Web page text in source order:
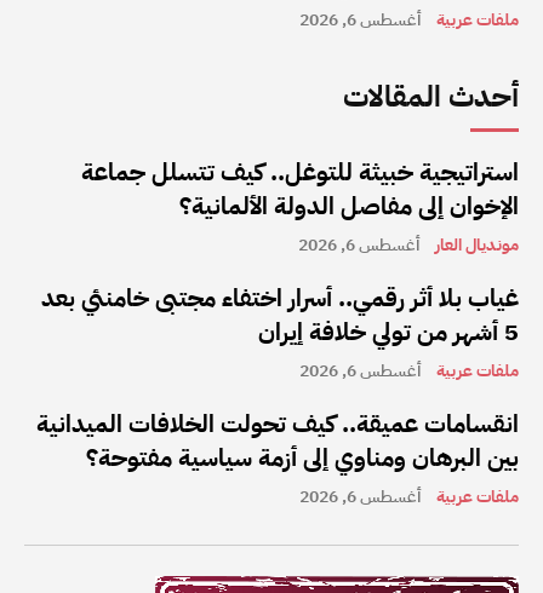
ملفات عربية أغسطس 6, 2026
أحدث المقالات
استراتيجية خبيثة للتوغل.. كيف تتسلل جماعة
الإخوان إلى مفاصل الدولة الألمانية؟
مونديال العار أغسطس 6, 2026
غياب بلا أثر رقمي.. أسرار اختفاء مجتبى خامنئي بعد
5 أشهر من تولي خلافة إيران
ملفات عربية أغسطس 6, 2026
انقسامات عميقة.. كيف تحولت الخلافات الميدانية
بين البرهان ومناوي إلى أزمة سياسية مفتوحة؟
ملفات عربية أغسطس 6, 2026